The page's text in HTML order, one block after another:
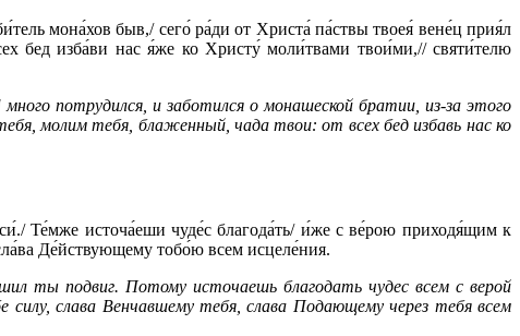
мона́хов быв,/ сего́ pа́ди от Хpиста́ па́ствы твоея́ вене́ц пpия́л
бед изба́ви нас я́же ко Хpисту́ моли́твами твои́ми,// святи́телю
потрудился, и заботился о монашеской братии, из-за этого
молим тебя, блаженный, чада твои: от всех бед избавь нас ко
Те́мже источа́еши чуде́с благода́ть/ и́же с ве́рою приходя́щим к
Де́йствующему тобо́ю всем исцеле́ния.
ты подвиг. Потому источаешь благодать чудес всем с верой
слава Венчавшему тебя, слава Подающему через тебя всем